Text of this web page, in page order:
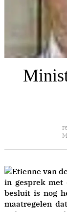
in gesprek met
besluit is nog
maatregelen